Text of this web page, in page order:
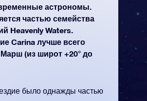
астрономы.
частью семейства
Heavenly Waters.
Carina лучше всего
(из широт +20° до
было однажды частью